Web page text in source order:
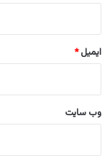
ایمیل*
وب‌ سایت